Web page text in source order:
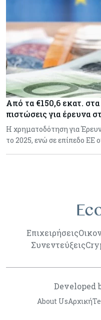
Από τα €150,6 εκατ. στα
πιστώσεις για έρευνα
Η χρηματοδότηση για
το 2025, ενώ σε επίπεδο ΕΕ
Επιχειρήσεις
Συνεντεύξεις
About UsΑρχική
Developed